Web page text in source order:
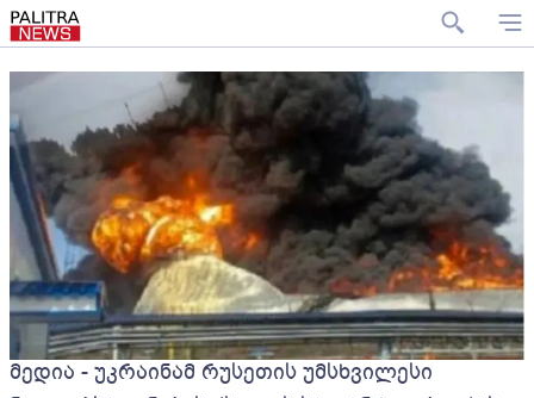
მედია - უკრაინამ რუსეთის უმსხვილესი